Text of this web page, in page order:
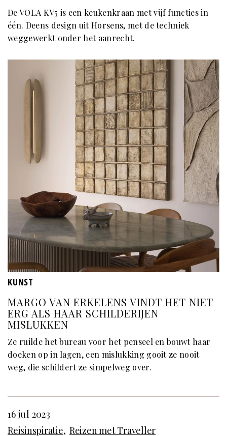
De VOLA KV5 is een keukenkraan met vijf functies in
één. Deens design uit Horsens, met de techniek
weggewerkt onder het aanrecht.
KUNST
MARGO VAN ERKELENS VINDT HET NIET
ERG ALS HAAR SCHILDERIJEN
MISLUKKEN
Ze ruilde het bureau voor het penseel en bouwt haar
doeken op in lagen, een mislukking gooit ze nooit
weg, die schildert ze simpelweg over.
16 jul 2023
Reisinspiratie Reizen met Traveller